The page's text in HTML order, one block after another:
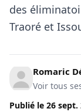
des
Traoré et
Romaric
Voir tous
Publié le 26 sept.